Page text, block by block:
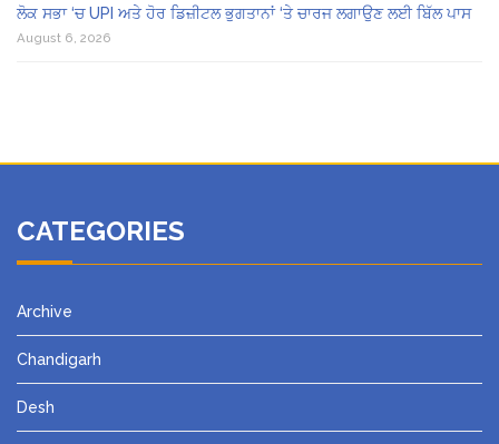
ਲੋਕ ਸਭਾ ‘ਚ UPI ਅਤੇ ਹੋਰ ਡਿਜ਼ੀਟਲ ਭੁਗਤਾਨਾਂ ‘ਤੇ ਚਾਰਜ ਲਗਾਉਣ ਲਈ ਬਿੱਲ ਪਾਸ
August 6, 2026
CATEGORIES
Archive
Chandigarh
Desh